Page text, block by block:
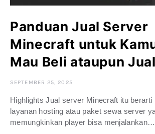
Panduan Jual Server
Minecraft untuk
Mau Beli ataupun Jual
SEPTEMBER 25, 2025
Highlights Jual server Minecraft itu berarti
layanan hosting atau paket sewa server
memungkinkan player bisa menjalankan…